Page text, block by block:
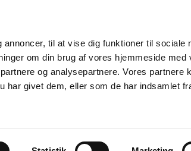
til at vise dig funktioner til sociale
om din brug af vores hjemmeside med
og analysepartnere. Vores partnere
har givet dem, eller som de har indsamlet